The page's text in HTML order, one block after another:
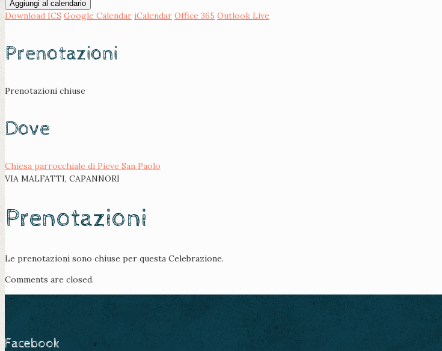
Aggiungi al calendario
Download ICS Google Calendar iCalendar Office 365 Outlook Live
Prenotazioni
Prenotazioni chiuse
Dove
Chiesa parrocchiale di Pieve San Paolo
VIA MALFATTI, CAPANNORI
Prenotazioni
Le prenotazioni sono chiuse per questa Celebrazione.
Comments are closed.
Facebook